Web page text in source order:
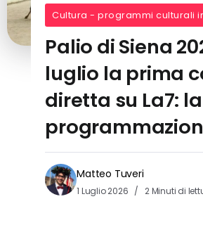
Cultura - programmi culturali
Palio di Siena
luglio la prima
diretta su La7: la
Matteo Tuveri
1 Luglio 2026 2 Minuti di